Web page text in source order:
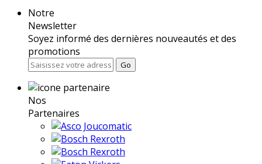
Notre
Newsletter
Soyez informé des dernières nouveautés et des
promotions
Go
Nos
Partenaires